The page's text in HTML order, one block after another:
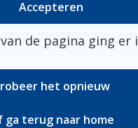
mis
de pagina ging er
het opnieuw
ga terug naar home
Accepteren